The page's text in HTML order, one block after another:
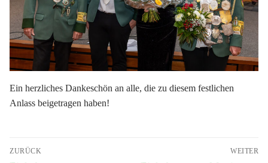
Ein herzliches Dankeschön an alle, die zu diesem festlichen
Anlass beigetragen haben!
Beitragsnavigation
ZURÜCK WEITER